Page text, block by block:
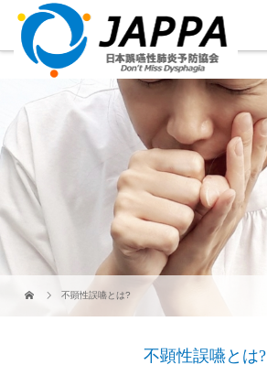
不顕性誤嚥とは?
不顕性誤嚥とは?